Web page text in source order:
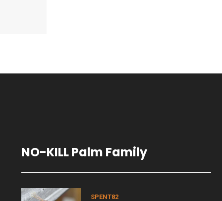
NO-KILL Palm Family
SPENT82